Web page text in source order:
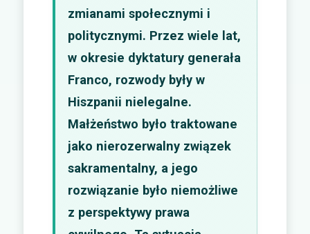
zmianami społecznymi i
politycznymi. Przez wiele lat,
w okresie dyktatury generała
Franco, rozwody były w
Hiszpanii nielegalne.
Małżeństwo było traktowane
jako nierozerwalny związek
sakramentalny, a jego
rozwiązanie było niemożliwe
z perspektywy prawa